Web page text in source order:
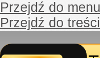
Przejdź do
Przejdź do treści